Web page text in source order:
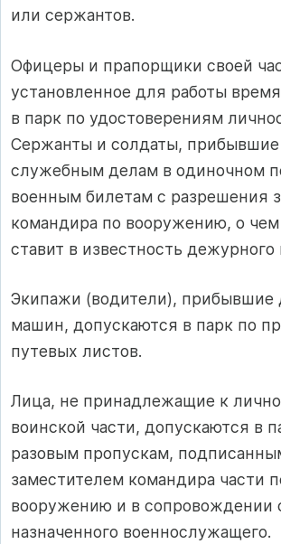
или сержантов.
Офицеры и прапорщики своей
установленное для работы
в парк по удостоверениям
Сержанты и солдаты, прибывшие
служебным делам в одиночном
военным билетам с разрешения
командира по вооружению, о
ставит в известность дежурного
Экипажи (водители), прибывшие
машин, допускаются в парк по
путевых листов.
Лица, не принадлежащие к
воинской части, допускаются в
разовым пропускам,
заместителем командира части
вооружению и в сопровождении
назначенного военнослужащего.